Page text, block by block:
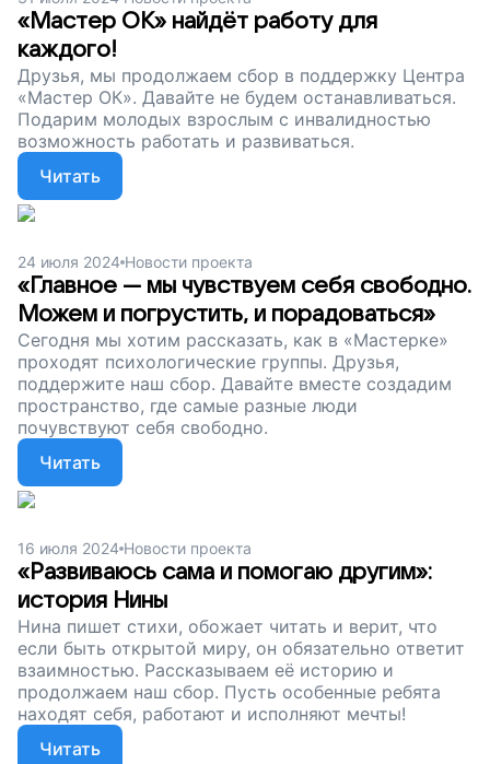
«Мастер ОК» найдёт работу для
каждого!
Друзья, мы продолжаем сбор в поддержку Центра
«Мастер ОК». Давайте не будем останавливаться.
Подарим молодых взрослым с инвалидностью
возможность работать и развиваться.
Читать
24 июля 2024 Новости проекта
«Главное — мы чувствуем себя свободно.
Можем и погрустить, и порадоваться»
Сегодня мы хотим рассказать, как в «Мастерке»
проходят психологические группы. Друзья,
поддержите наш сбор. Давайте вместе создадим
пространство, где самые разные люди
почувствуют себя свободно.
Читать
16 июля 2024 Новости проекта
«Развиваюсь сама и помогаю другим»:
история Нины
Нина пишет стихи, обожает читать и верит, что
если быть открытой миру, он обязательно ответит
взаимностью. Рассказываем её историю и
продолжаем наш сбор. Пусть особенные ребята
находят себя, работают и исполняют мечты!
Читать